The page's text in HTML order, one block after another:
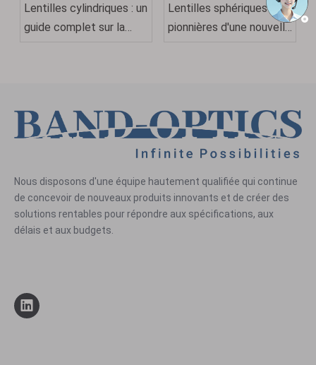
Lentilles cylindriques : un
guide complet sur la
Lentilles sphériques :
pionnières d'une nouvelle
Nous disposons d'une équipe hautement qualifiée qui continue
de concevoir de nouveaux produits innovants et de créer des
solutions rentables pour répondre aux spécifications, aux
délais et aux budgets.